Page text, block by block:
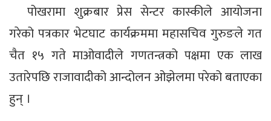
पोखरामा शुक्रबार प्रेस सेन्टर कास्कीले आयोजना
गरेको पत्रकार भेटघाट कार्यक्रममा महासचिव गुरुङले गत
चैत १५ गते माओवादीले गणतन्त्रको पक्षमा एक लाख
उतारेपछि राजावादीको आन्दोलन ओझेलमा परेको बताएका
हुन् ।